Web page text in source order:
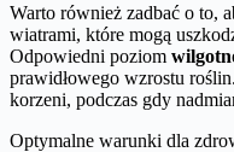
Warto również zadbać o to,
wiatrami, które mogą
Odpowiedni poziom
prawidłowego wzrostu
korzeni, podczas gdy
Optymalne warunki dla